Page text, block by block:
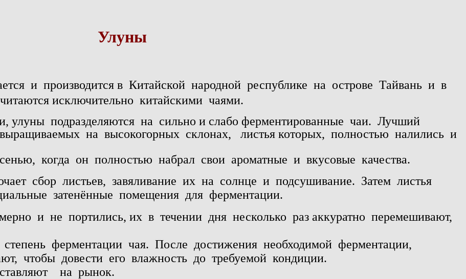
Улуны
и производится в Китайской народной республике на острове Тайвань и в
исключительно китайскими чаями.
улуны подразделяются на сильно и слабо ферментированные чаи. Лучший
выращиваемых на высокогорных склонах, листья которых, полностью налились и
когда он полностью набрал свои ароматные и вкусовые качества.
сбор листьев, завяливание их на солнце и подсушивание. Затем листья
затенённые помещения для ферментации.
и не портились, их в течении дня несколько раз аккуратно перемешивают,
степень ферментации чая. После достижения необходимой ферментации,
чтобы довести его влажность до требуемой кондиции.
на рынок.